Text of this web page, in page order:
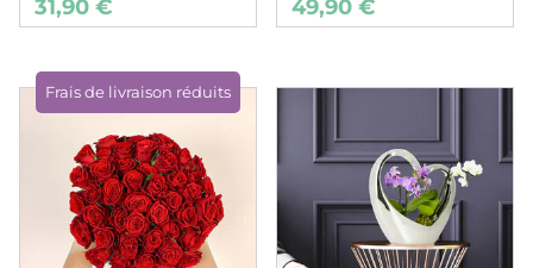
31,90 € 49,90 €
Frais de livraison réduits